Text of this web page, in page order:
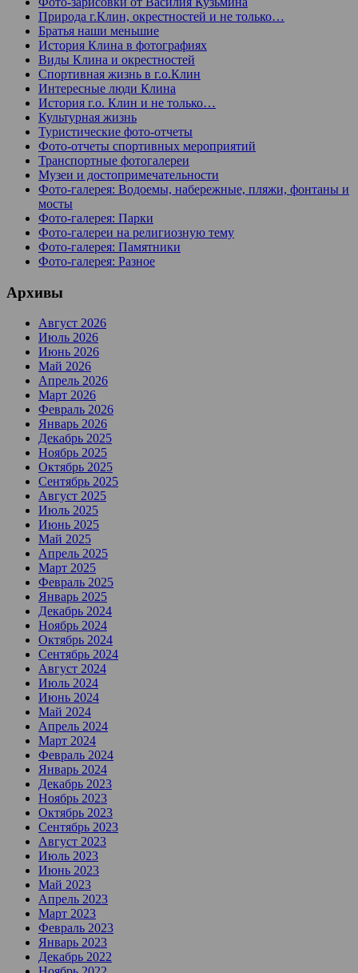
Природа г.Клин, окрестностей и не только…
Братья наши меньшие
История Клина в фотографиях
Виды Клина и окрестностей
Спортивная жизнь в г.о.Клин
Интересные люди Клина
История г.о. Клин и не только…
Культурная жизнь
Туристические фото-отчеты
Фото-отчеты спортивных мероприятий
Транспортные фотогалереи
Музеи и достопримечательности
Фото-галерея: Водоемы, набережные, пляжи, фонтаны и
мосты
Фото-галерея: Парки
Фото-галереи на религиозную тему
Фото-галерея: Памятники
Фото-галерея: Разное
Архивы
Август 2026
Июль 2026
Июнь 2026
Май 2026
Апрель 2026
Март 2026
Февраль 2026
Январь 2026
Декабрь 2025
Ноябрь 2025
Октябрь 2025
Сентябрь 2025
Август 2025
Июль 2025
Июнь 2025
Май 2025
Апрель 2025
Март 2025
Февраль 2025
Январь 2025
Декабрь 2024
Ноябрь 2024
Октябрь 2024
Сентябрь 2024
Август 2024
Июль 2024
Июнь 2024
Май 2024
Апрель 2024
Март 2024
Февраль 2024
Январь 2024
Декабрь 2023
Ноябрь 2023
Октябрь 2023
Сентябрь 2023
Август 2023
Июль 2023
Июнь 2023
Май 2023
Апрель 2023
Март 2023
Февраль 2023
Январь 2023
Декабрь 2022